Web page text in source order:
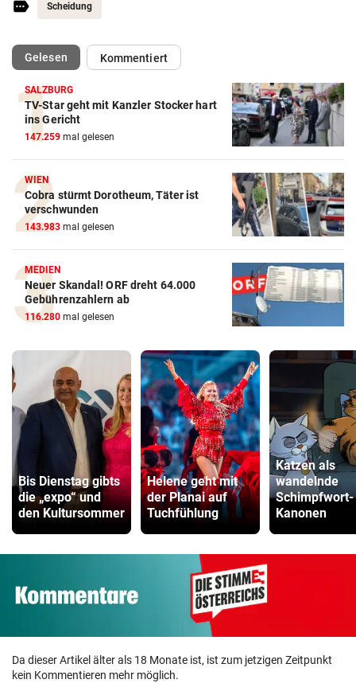
Scheidung
Gelesen(ausgewählt)Kommentiert
SALZBURG
TV-Star geht mit Kanzler Stocker hart
ins Gericht
147.259 mal gelesen
WIEN
Cobra stürmt Dorotheum, Täter ist
verschwunden
143.983 mal gelesen
MEDIEN
Neuer Skandal! ORF dreht 64.000
Gebührenzahlern ab
116.280 mal gelesen
Bis Dienstag gibts
die „expo“ und
den Kultursommer
Helene geht mit
der Planai auf
Tuchfühlung
Katzen als
wandelnde
Schimpfwort-
Kanonen
Da dieser Artikel älter als 18 Monate ist, ist zum jetzigen Zeitpunkt
kein Kommentieren mehr möglich.